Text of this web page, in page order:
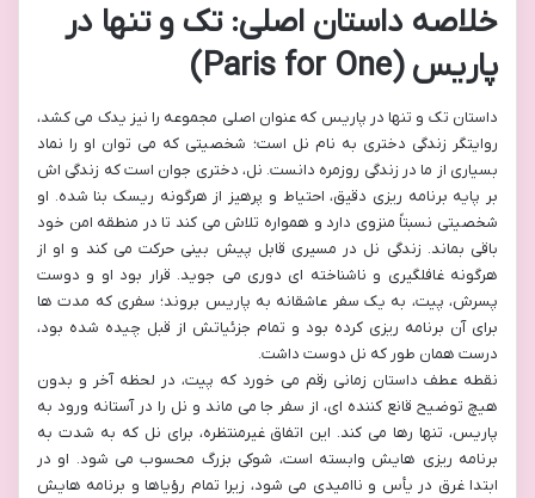
خلاصه داستان اصلی: تک و تنها در
پاریس (Paris for One)
داستان تک و تنها در پاریس که عنوان اصلی مجموعه را نیز یدک می کشد،
روایتگر زندگی دختری به نام نل است؛ شخصیتی که می توان او را نماد
بسیاری از ما در زندگی روزمره دانست. نل، دختری جوان است که زندگی اش
بر پایه برنامه ریزی دقیق، احتیاط و پرهیز از هرگونه ریسک بنا شده. او
شخصیتی نسبتاً منزوی دارد و همواره تلاش می کند تا در منطقه امن خود
باقی بماند. زندگی نل در مسیری قابل پیش بینی حرکت می کند و او از
هرگونه غافلگیری و ناشناخته ای دوری می جوید. قرار بود او و دوست
پسرش، پیت، به یک سفر عاشقانه به پاریس بروند؛ سفری که مدت ها
برای آن برنامه ریزی کرده بود و تمام جزئیاتش از قبل چیده شده بود،
درست همان طور که نل دوست داشت.
نقطه عطف داستان زمانی رقم می خورد که پیت، در لحظه آخر و بدون
هیچ توضیح قانع کننده ای، از سفر جا می ماند و نل را در آستانه ورود به
پاریس، تنها رها می کند. این اتفاق غیرمنتظره، برای نل که به شدت به
برنامه ریزی هایش وابسته است، شوکی بزرگ محسوب می شود. او در
ابتدا غرق در یأس و ناامیدی می شود، زیرا تمام رؤیاها و برنامه هایش